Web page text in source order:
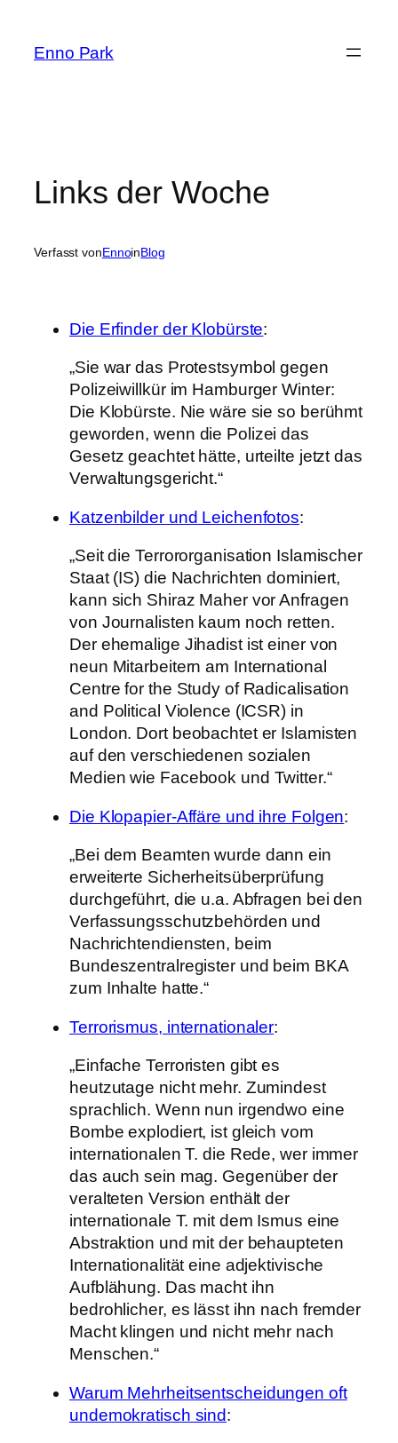
springen
Enno Park
Links der Woche
Verfasst vonEnnoinBlog
Die Erfinder der Klobürste:
„Sie war das Protestsymbol gegen
Polizeiwillkür im Hamburger Winter:
Die Klobürste. Nie wäre sie so berühmt
geworden, wenn die Polizei das
Gesetz geachtet hätte, urteilte jetzt das
Verwaltungsgericht.“
Katzenbilder und Leichenfotos:
„Seit die Terrororganisation Islamischer
Staat (IS) die Nachrichten dominiert,
kann sich Shiraz Maher vor Anfragen
von Journalisten kaum noch retten.
Der ehemalige Jihadist ist einer von
neun Mitarbeitern am International
Centre for the Study of Radicalisation
and Political Violence (ICSR) in
London. Dort beobachtet er Islamisten
auf den verschiedenen sozialen
Medien wie Facebook und Twitter.“
Die Klopapier-Affäre und ihre Folgen:
„Bei dem Beamten wurde dann ein
erweiterte Sicherheitsüberprüfung
durchgeführt, die u.a. Abfragen bei den
Verfassungsschutzbehörden und
Nachrichtendiensten, beim
Bundeszentralregister und beim BKA
zum Inhalte hatte.“
Terrorismus, internationaler:
„Einfache Terroristen gibt es
heutzutage nicht mehr. Zumindest
sprachlich. Wenn nun irgendwo eine
Bombe explodiert, ist gleich vom
internationalen T. die Rede, wer immer
das auch sein mag. Gegenüber der
veralteten Version enthält der
internationale T. mit dem Ismus eine
Abstraktion und mit der behaupteten
Internationalität eine adjektivische
Aufblähung. Das macht ihn
bedrohlicher, es lässt ihn nach fremder
Macht klingen und nicht mehr nach
Menschen.“
Warum Mehrheitsentscheidungen oft
undemokratisch sind: